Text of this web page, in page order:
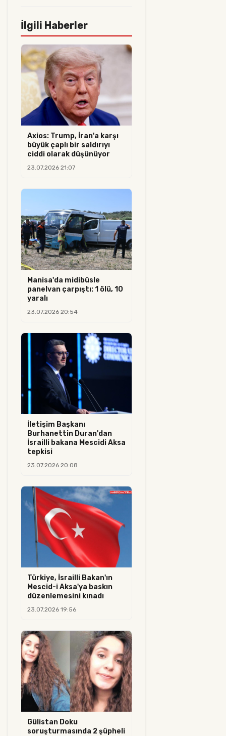
İlgili Haberler
Axios: Trump, İran'a karşı
büyük çaplı bir saldırıyı
ciddi olarak düşünüyor
23.07.2026 21:07
Manisa'da midibüsle
panelvan çarpıştı: 1 ölü, 10
yaralı
23.07.2026 20:54
İletişim Başkanı
Burhanettin Duran'dan
İsrailli bakana Mescidi Aksa
tepkisi
23.07.2026 20:08
Türkiye, İsrailli Bakan'ın
Mescid-i Aksa'ya baskın
düzenlemesini kınadı
23.07.2026 19:56
Gülistan Doku
soruşturmasında 2 şüpheli